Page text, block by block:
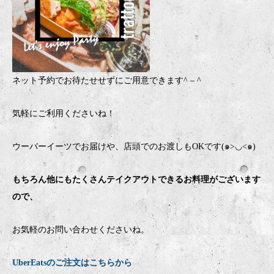
ネット予約でお待たせせずにご用意できます^ – ^
気軽にご利用くださいね！
ウーバーイーツでお届けや、店頭でのお渡しもOKです(๑>◡<๑)
もちろん他にもたくさんテイクアウトできるお料理がございます
ので、
お気軽のお問い合わせくださいね。
UberEatsのご注文はこちらから